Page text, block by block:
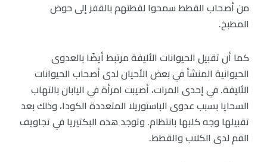
من أصحاب القطط سمحوا لقطتهم بالقفز إلى حوض
المطبخ.
كما أن تقبيل الحيوانات الأليفة مرتبط أيضًا بالعدوى
الحيوانية المنشأ في بعض الأحيان لدى أصحاب الحيوانات
الأليفة. في إحدى المرات، أصيبت امرأة في اليابان بالتهاب
السحايا بسبب عدوى الباستوريلا المتعددة الكودا، وذلك بعد
تقبيلها وجه كلبها بانتظام. وتوجد هذه البكتيريا في تجاويف
الفم لدى الكلاب والقطط.